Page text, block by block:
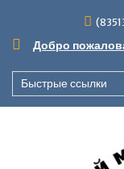
содержимому
Добро
Быстрые ссылки